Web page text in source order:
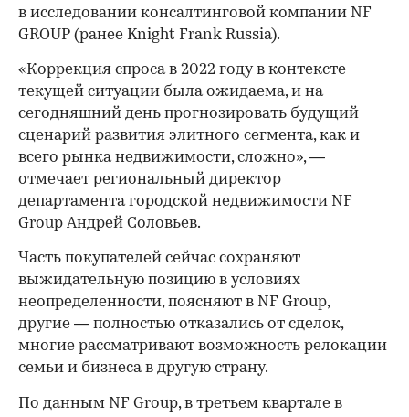
в исследовании консалтинговой компании NF
GROUP (ранее Knight Frank Russia).
«Коррекция спроса в 2022 году в контексте
текущей ситуации была ожидаема, и на
сегодняшний день прогнозировать будущий
сценарий развития элитного сегмента, как и
всего рынка недвижимости, сложно», —
отмечает региональный директор
департамента городской недвижимости NF
Group Андрей Соловьев.
Часть покупателей сейчас сохраняют
выжидательную позицию в условиях
неопределенности, поясняют в NF Group,
другие — полностью отказались от сделок,
многие рассматривают возможность релокации
семьи и бизнеса в другую страну.
По данным NF Group, в третьем квартале в